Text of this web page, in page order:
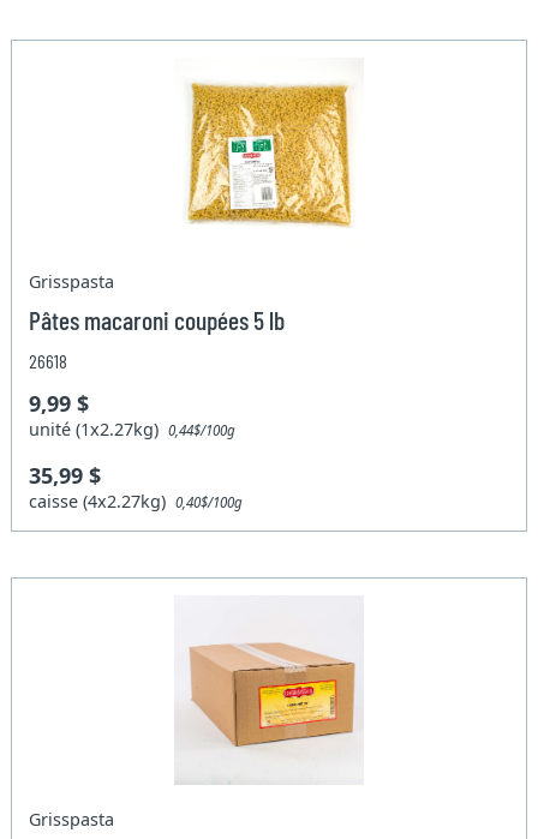
Grisspasta
Pâtes macaroni coupées 5 lb
26618
9,99 $
unité (1x2.27kg)0,44$/100g
35,99 $
caisse (4x2.27kg)0,40$/100g
Grisspasta